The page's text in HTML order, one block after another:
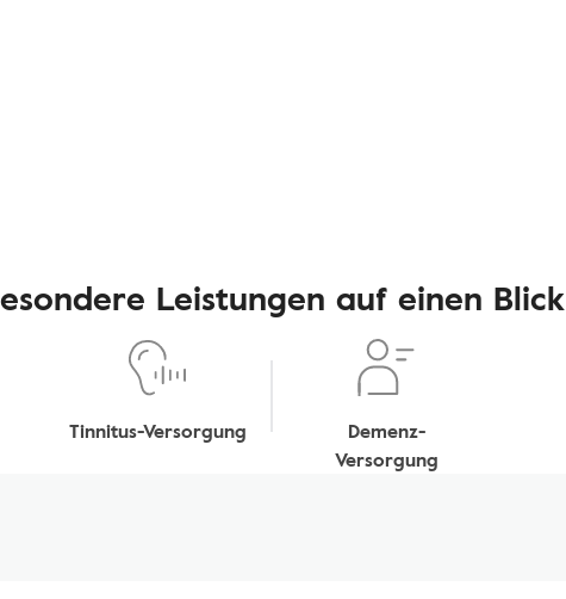
Leistungen auf einen Blick
Tinnitus-Versorgung
Demenz-
Versorgung